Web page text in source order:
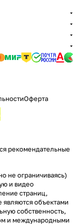
Оферта
рекомендательные
не ограничиваясь)
и видео
страниц,
объектами
собственность,
и международными